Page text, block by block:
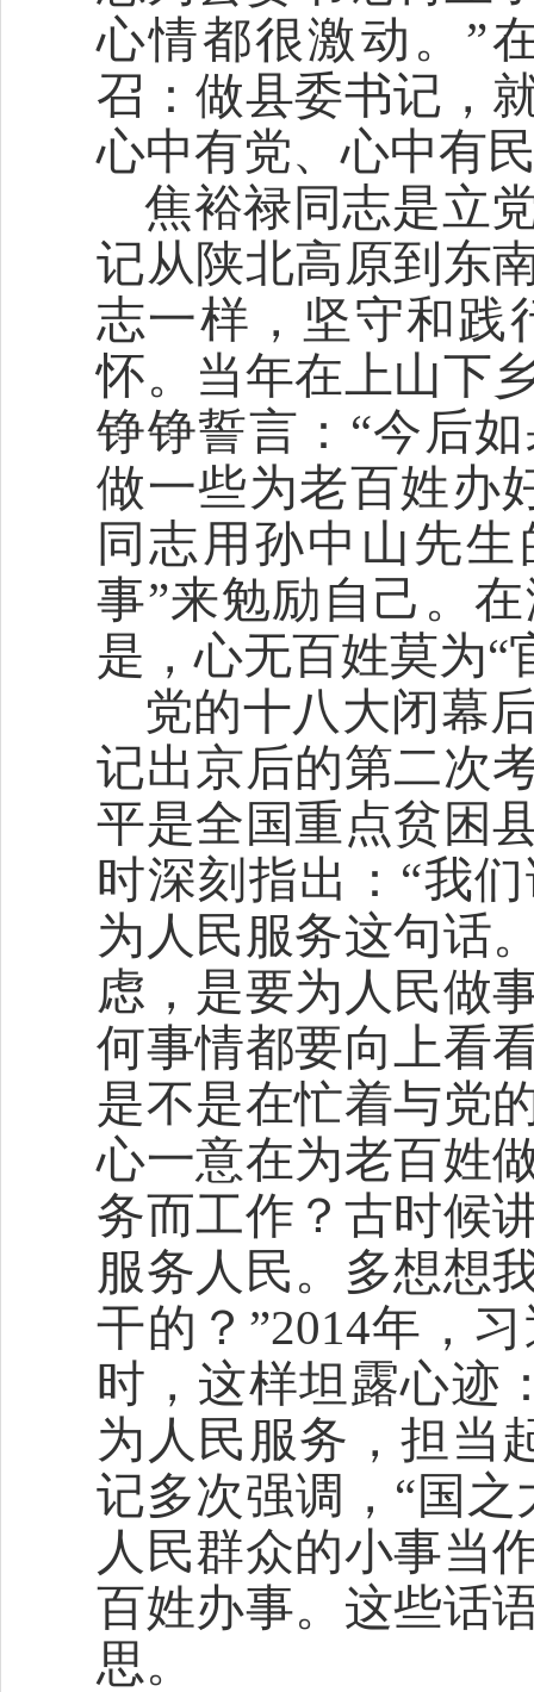
心情都很激动。”
召：做县委书记，
心中有党、心中有
焦裕禄同志是立
记从陕北高原到东
志一样，坚守和践
怀。当年在上山下
铮铮誓言：“今后
做一些为老百姓办
同志用孙中山先
事”来勉励自己。
是，心无百姓莫为“
党的十八大闭幕
记出京后的第二次
平是全国重点贫困
时深刻指出：“我
为人民服务这句话
虑，是要为人民做
何事情都要向上看
是不是在忙着与党
心一意在为老百姓
务而工作？古时候
服务人民。多想想
干的？”2014年，
时，这样坦露心迹
为人民服务，担当
记多次强调，“国
人民群众的小事当
百姓办事。这些话
思。